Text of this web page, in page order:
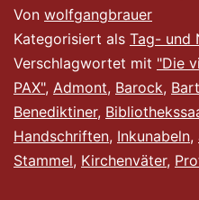
Von wolfgangbrauer
Kategorisiert als Tag- und
Verschlagwortet mit "Die
PAX", Admont, Barock,
Benediktiner,
Handschriften, Inkunabeln,
Stammel, Kirchenväter,